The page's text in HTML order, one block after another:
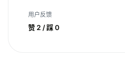
用户反馈
赞 2 / 踩 0